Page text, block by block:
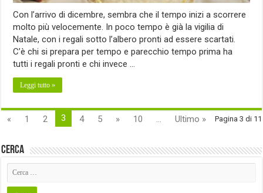
Con l’arrivo di dicembre, sembra che il tempo inizi a scorrere
molto più velocemente. In poco tempo è già la vigilia di
Natale, con i regali sotto l’albero pronti ad essere scartati.
C’è chi si prepara per tempo e parecchio tempo prima ha
tutti i regali pronti e chi invece …
Leggi tutto »
Pagina 3 di 11
« 1 2 3 4 5 » 10 ... Ultimo »
Cerca